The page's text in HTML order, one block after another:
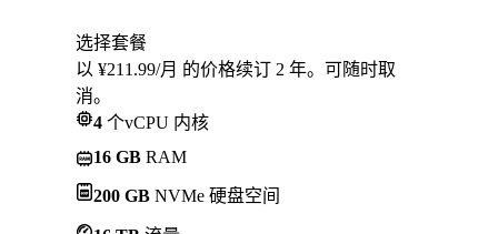
选择套餐
以 ¥211.99/月 的价格续订 2 年。可随时取
消。
4 个vCPU 内核
16 GB RAM
200 GB NVMe 硬盘空间